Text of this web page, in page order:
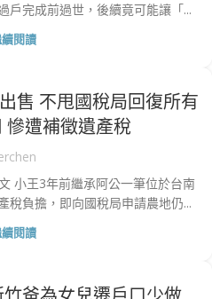
戶完成前過世，後續竟可能讓「...
閱讀
售 不甩國稅局回復所有
慘遭補徵遺產稅
小王3年前繼承阿公一筆位於台南
稅負擔，即向國稅局申請農地仍...
閱讀